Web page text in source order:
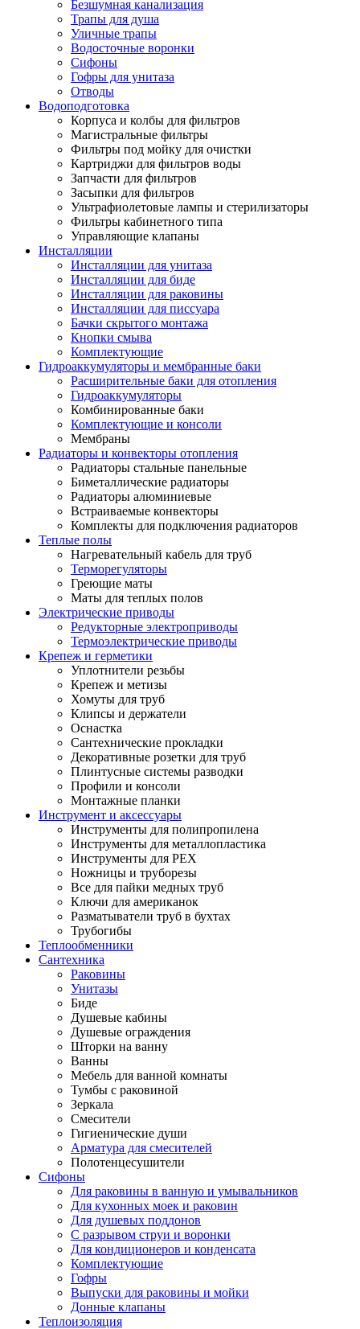
Безшумная канализация
Трапы для душа
Уличные трапы
Водосточные воронки
Сифоны
Гофры для унитаза
Отводы
Водоподготовка
Корпуса и колбы для фильтров
Магистральные фильтры
Фильтры под мойку для очистки
Картриджи для фильтров воды
Запчасти для фильтров
Засыпки для фильтров
Ультрафиолетовые лампы и стерилизаторы
Фильтры кабинетного типа
Управляющие клапаны
Инсталляции
Инсталляции для унитаза
Инсталляции для биде
Инсталляции для раковины
Инсталляции для писсуара
Бачки скрытого монтажа
Кнопки смыва
Комплектующие
Гидроаккумуляторы и мембранные баки
Расширительные баки для отопления
Гидроаккумуляторы
Комбинированные баки
Комплектующие и консоли
Мембраны
Радиаторы и конвекторы отопления
Радиаторы стальные панельные
Биметаллические радиаторы
Радиаторы алюминиевые
Встраиваемые конвекторы
Комплекты для подключения радиаторов
Теплые полы
Нагревательный кабель для труб
Терморегуляторы
Греющие маты
Маты для теплых полов
Электрические приводы
Редукторные электроприводы
Термоэлектрические приводы
Крепеж и герметики
Уплотнители резьбы
Крепеж и метизы
Хомуты для труб
Клипсы и держатели
Оснастка
Сантехнические прокладки
Декоративные розетки для труб
Плинтусные системы разводки
Профили и консоли
Монтажные планки
Инструмент и аксессуары
Инструменты для полипропилена
Инструменты для металлопластика
Инструменты для PEX
Ножницы и труборезы
Все для пайки медных труб
Ключи для американок
Разматыватели труб в бухтах
Трубогибы
Теплообменники
Сантехника
Раковины
Унитазы
Биде
Душевые кабины
Душевые ограждения
Шторки на ванну
Ванны
Мебель для ванной комнаты
Тумбы с раковиной
Зеркала
Смесители
Гигиенические души
Арматура для смесителей
Полотенцесушители
Сифоны
Для раковины в ванную и умывальников
Для кухонных моек и раковин
Для душевых поддонов
С разрывом струи и воронки
Для кондиционеров и конденсата
Комплектующие
Гофры
Выпуски для раковины и мойки
Донные клапаны
Теплоизоляция